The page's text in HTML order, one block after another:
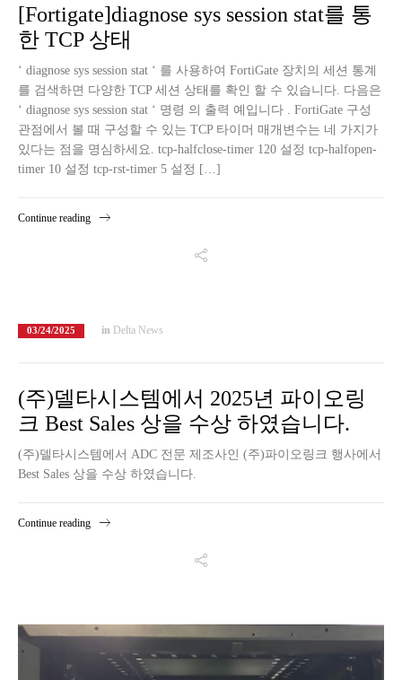
[Fortigate]diagnose sys session stat를 통
한 TCP 상태
‘ diagnose sys session stat ‘ 를 사용하여 FortiGate 장치의 세션 통계
를 검색하면 다양한 TCP 세션 상태를 확인 할 수 있습니다. 다음은
‘ diagnose sys session stat ‘ 명령 의 출력 예입니다 . FortiGate 구성
관점에서 볼 때 구성할 수 있는 TCP 타이머 매개변수는 네 가지가
있다는 점을 명심하세요. tcp-halfclose-timer 120 설정 tcp-halfopen-
timer 10 설정 tcp-rst-timer 5 설정 […]
Continue reading
03/24/2025 in Delta News
(주)델타시스템에서 2025년 파이오링
크 Best Sales 상을 수상 하였습니다.
(주)델타시스템에서 ADC 전문 제조사인 (주)파이오링크 행사에서
Best Sales 상을 수상 하였습니다.
Continue reading